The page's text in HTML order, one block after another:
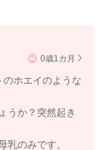
0歳1カ月
ホエイのような
うか？突然起き
乳のみです。